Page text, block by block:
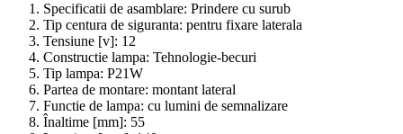
Specificatii de asamblare: Prindere cu surub
Tip centura de siguranta: pentru fixare laterala
Tensiune [v]: 12
Constructie lampa: Tehnologie-becuri
Tip lampa: P21W
Partea de montare: montant lateral
Functie de lampa: cu lumini de semnalizare
Înaltime [mm]: 55